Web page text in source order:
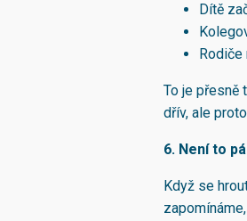
Dítě
To je přesně
dřív, ale
6. Není to
Když se